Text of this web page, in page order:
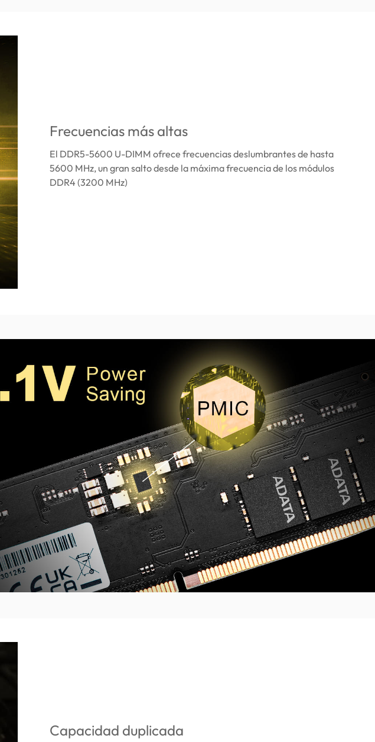
Frecuencias más altas
El DDR5-5600 U-DIMM ofrece frecuencias deslumbrantes de hasta
5600 MHz, un gran salto desde la máxima frecuencia de los módulos
DDR4 (3200 MHz)
Capacidad duplicada